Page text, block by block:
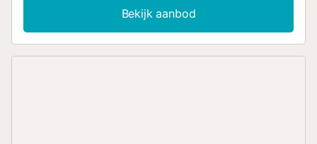
Bad/bidet/WC. Klein terras. Terrasmeubelen. Uitzicht op
het zwembad. Ter beschikking: wasmachine. Internet
(WiFi, gratis). Maximaal 1 klein huisdier/hond toegestaan.
Bekijk aanbod